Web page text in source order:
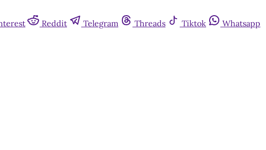
Reddit Telegram Threads Tiktok
Whatsapp